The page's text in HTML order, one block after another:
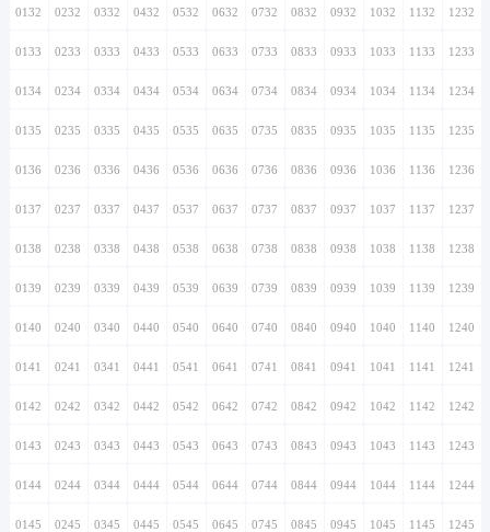
0132 0232 0332 0432 0532 0632 0732 0832 0932 1032 1132 1232
0133 0233 0333 0433 0533 0633 0733 0833 0933 1033 1133 1233
0134 0234 0334 0434 0534 0634 0734 0834 0934 1034 1134 1234
0135 0235 0335 0435 0535 0635 0735 0835 0935 1035 1135 1235
0136 0236 0336 0436 0536 0636 0736 0836 0936 1036 1136 1236
0137 0237 0337 0437 0537 0637 0737 0837 0937 1037 1137 1237
0138 0238 0338 0438 0538 0638 0738 0838 0938 1038 1138 1238
0139 0239 0339 0439 0539 0639 0739 0839 0939 1039 1139 1239
0140 0240 0340 0440 0540 0640 0740 0840 0940 1040 1140 1240
0141 0241 0341 0441 0541 0641 0741 0841 0941 1041 1141 1241
0142 0242 0342 0442 0542 0642 0742 0842 0942 1042 1142 1242
0143 0243 0343 0443 0543 0643 0743 0843 0943 1043 1143 1243
0144 0244 0344 0444 0544 0644 0744 0844 0944 1044 1144 1244
0145 0245 0345 0445 0545 0645 0745 0845 0945 1045 1145 1245